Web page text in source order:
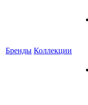
Бренды Коллекции